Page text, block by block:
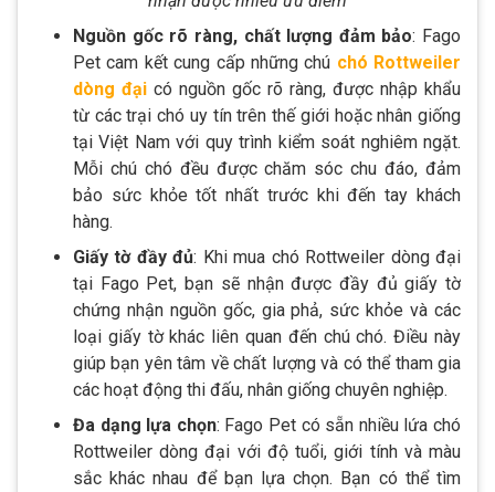
Nguồn gốc rõ ràng, chất lượng đảm bảo: Fago
Pet cam kết cung cấp những chú chó Rottweiler
dòng đại có nguồn gốc rõ ràng, được nhập khẩu
từ các trại chó uy tín trên thế giới hoặc nhân giống
tại Việt Nam với quy trình kiểm soát nghiêm ngặt.
Mỗi chú chó đều được chăm sóc chu đáo, đảm
bảo sức khỏe tốt nhất trước khi đến tay khách
hàng.
Giấy tờ đầy đủ: Khi mua chó Rottweiler dòng đại
tại Fago Pet, bạn sẽ nhận được đầy đủ giấy tờ
chứng nhận nguồn gốc, gia phả, sức khỏe và các
loại giấy tờ khác liên quan đến chú chó. Điều này
giúp bạn yên tâm về chất lượng và có thể tham gia
các hoạt động thi đấu, nhân giống chuyên nghiệp.
Đa dạng lựa chọn: Fago Pet có sẵn nhiều lứa chó
Rottweiler dòng đại với độ tuổi, giới tính và màu
sắc khác nhau để bạn lựa chọn. Bạn có thể tìm